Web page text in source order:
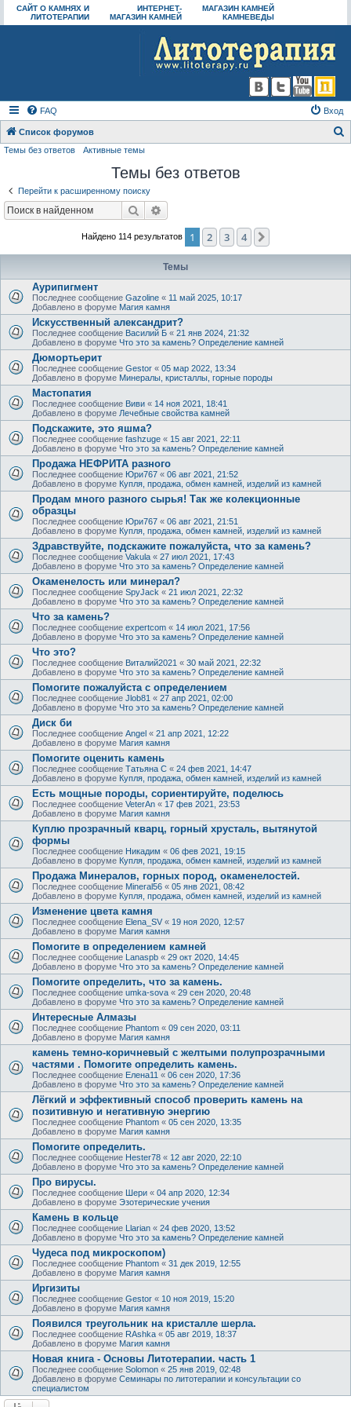
САЙТ О КАМНЯХ И
ЛИТОТЕРАПИИ
ИНТЕРНЕТ-
МАГАЗИН КАМНЕЙ
МАГАЗИН КАМНЕЙ
КАМНЕВЕДЫ
FAQ Вход
Список форумов
Темы без ответов Активные темы
Темы без ответов
Перейти к расширенному поиску
Поиск
Найдено 114 результатов 1 2 3 4
Темы
Аурипигмент
Последнее сообщение Gazoline « 11 май 2025, 10:17
Добавлено в форуме Магия камня
Искусственный александрит?
Последнее сообщение Василий Б « 21 янв 2024, 21:32
Добавлено в форуме Что это за камень? Определение камней
Дюмортьерит
Последнее сообщение Gestor « 05 мар 2022, 13:34
Добавлено в форуме Минералы, кристаллы, горные породы
Мастопатия
Последнее сообщение Виви « 14 ноя 2021, 18:41
Добавлено в форуме Лечебные свойства камней
Подскажите, это яшма?
Последнее сообщение fashzuge « 15 авг 2021, 22:11
Добавлено в форуме Что это за камень? Определение камней
Продажа НЕФРИТА разного
Последнее сообщение Юри767 « 06 авг 2021, 21:52
Добавлено в форуме Купля, продажа, обмен камней, изделий из камней
Продам много разного сырья! Так же колекционные
образцы
Последнее сообщение Юри767 « 06 авг 2021, 21:51
Добавлено в форуме Купля, продажа, обмен камней, изделий из камней
Здравствуйте, подскажите пожалуйста, что за камень?
Последнее сообщение Vakula « 27 июл 2021, 17:43
Добавлено в форуме Что это за камень? Определение камней
Окаменелость или минерал?
Последнее сообщение SpyJack « 21 июл 2021, 22:32
Добавлено в форуме Что это за камень? Определение камней
Что за камень?
Последнее сообщение expertcom « 14 июл 2021, 17:56
Добавлено в форуме Что это за камень? Определение камней
Что это?
Последнее сообщение Виталий2021 « 30 май 2021, 22:32
Добавлено в форуме Что это за камень? Определение камней
Помогите пожалуйста с определением
Последнее сообщение Jlob81 « 27 апр 2021, 02:00
Добавлено в форуме Что это за камень? Определение камней
Диск би
Последнее сообщение Angel « 21 апр 2021, 12:22
Добавлено в форуме Магия камня
Помогите оценить камень
Последнее сообщение Татьяна С « 24 фев 2021, 14:47
Добавлено в форуме Купля, продажа, обмен камней, изделий из камней
Есть мощные породы, сориентируйте, поделюсь
Последнее сообщение VeterAn « 17 фев 2021, 23:53
Добавлено в форуме Магия камня
Куплю прозрачный кварц, горный хрусталь, вытянутой
формы
Последнее сообщение Никадим « 06 фев 2021, 19:15
Добавлено в форуме Купля, продажа, обмен камней, изделий из камней
Продажа Минералов, горных пород, окаменелостей.
Последнее сообщение Mineral56 « 05 янв 2021, 08:42
Добавлено в форуме Купля, продажа, обмен камней, изделий из камней
Изменение цвета камня
Последнее сообщение Elena_SV « 19 ноя 2020, 12:57
Добавлено в форуме Магия камня
Помогите в определением камней
Последнее сообщение Lanaspb « 29 окт 2020, 14:45
Добавлено в форуме Что это за камень? Определение камней
Помогите определить, что за камень.
Последнее сообщение umka-sova « 29 сен 2020, 20:48
Добавлено в форуме Что это за камень? Определение камней
Интересные Алмазы
Последнее сообщение Phantom « 09 сен 2020, 03:11
Добавлено в форуме Магия камня
камень темно-коричневый с желтыми полупрозрачными
частями . Помогите определить камень.
Последнее сообщение Елена11 « 06 сен 2020, 17:36
Добавлено в форуме Что это за камень? Определение камней
Лёгкий и эффективный способ проверить камень на
позитивную и негативную энергию
Последнее сообщение Phantom « 05 сен 2020, 13:35
Добавлено в форуме Магия камня
Помогите определить.
Последнее сообщение Hester78 « 12 авг 2020, 22:10
Добавлено в форуме Что это за камень? Определение камней
Про вирусы.
Последнее сообщение Шери « 04 апр 2020, 12:34
Добавлено в форуме Эзотерические учения
Камень в кольце
Последнее сообщение Llarian « 24 фев 2020, 13:52
Добавлено в форуме Что это за камень? Определение камней
Чудеса под микроскопом)
Последнее сообщение Phantom « 31 дек 2019, 12:55
Добавлено в форуме Магия камня
Иргизиты
Последнее сообщение Gestor « 10 ноя 2019, 15:20
Добавлено в форуме Магия камня
Появился треугольник на кристалле шерла.
Последнее сообщение RAshka « 05 авг 2019, 18:37
Добавлено в форуме Магия камня
Новая книга - Основы Литотерапии. часть 1
Последнее сообщение Solomon « 25 янв 2019, 02:48
Добавлено в форуме Семинары по литотерапии и консультации со
специалистом